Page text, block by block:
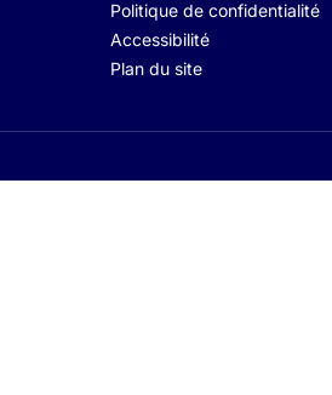
Politique de confidentialité
Accessibilité
Plan du site